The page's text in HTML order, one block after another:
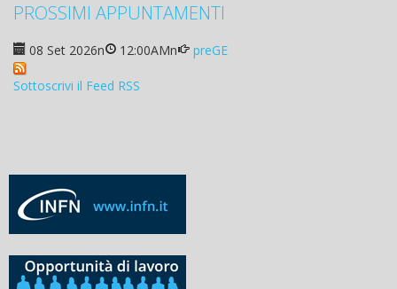
PROSSIMI APPUNTAMENTI
08 Set 2026n 12:00AMn preGE
Sottoscrivi il Feed RSS